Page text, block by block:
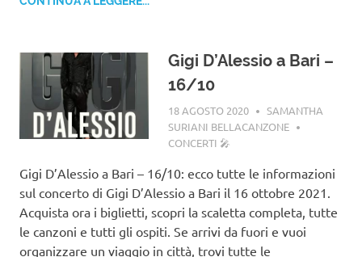
Gigi D’Alessio a Bari –
16/10
18 AGOSTO 2020
SAMANTHA
SURIANI BELLACANZONE
CONCERTI 🎤
Gigi D’Alessio a Bari – 16/10: ecco tutte le informazioni
sul concerto di Gigi D’Alessio a Bari il 16 ottobre 2021.
Acquista ora i biglietti, scopri la scaletta completa, tutte
le canzoni e tutti gli ospiti. Se arrivi da fuori e vuoi
organizzare un viaggio in città, trovi tutte le